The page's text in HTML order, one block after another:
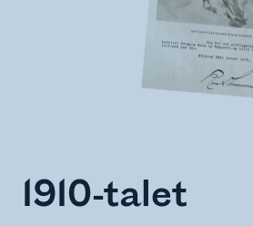
1910-talet